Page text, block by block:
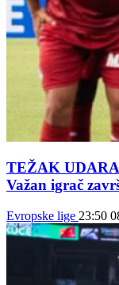
TEŽAK
Važan igrač
Evropske lige 23:50